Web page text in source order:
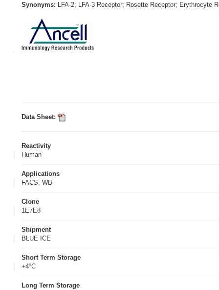
Synonyms: LFA-2; LFA-3 Receptor; Rosette Receptor; Erythrocyte
Data Sheet:
Reactivity
Human
Applications
FACS, WB
Clone
1E7E8
Shipment
BLUE ICE
Short Term Storage
+4°C
Long Term Storage